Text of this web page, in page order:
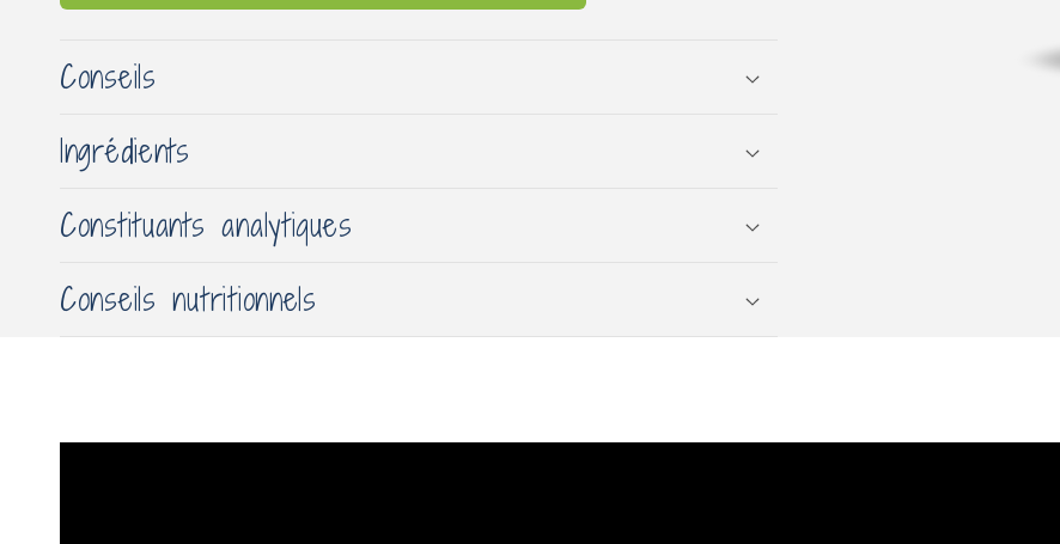
Conseils
Ingrédients
Constituants analytiques
Conseils nutritionnels